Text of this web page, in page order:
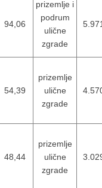
94,06
prizemlje i
podrum
ulične
zgrade
54,39
prizemlje
ulične
zgrade
48,44
prizemlje
ulične
zgrade